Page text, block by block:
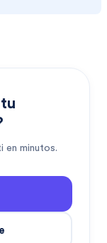
en minutos.